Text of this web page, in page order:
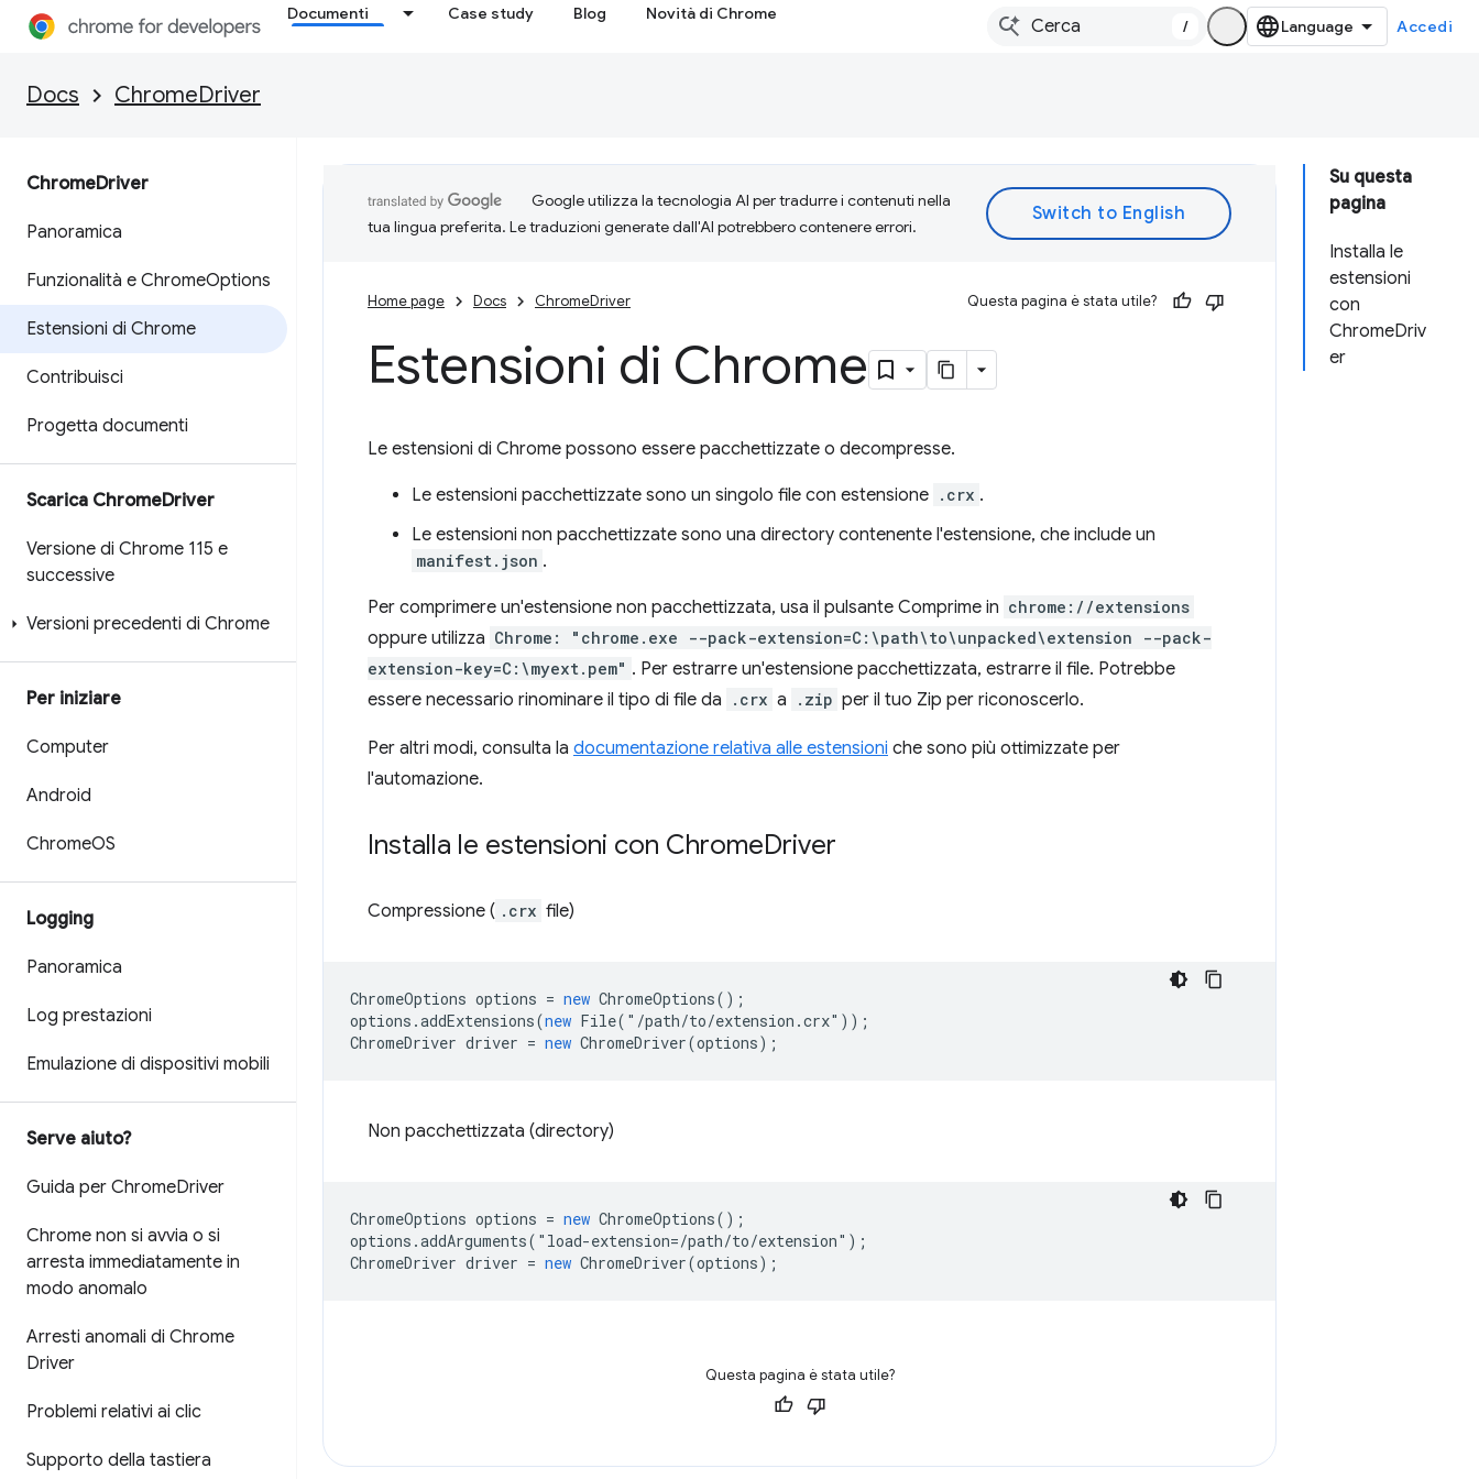
Documenti Case study Blog Novità di Chrome
/ Accedi
Docs ChromeDriver
ChromeDriver
Panoramica
Funzionalità e ChromeOptions
Estensioni di Chrome
Contribuisci
Progetta documenti
Scarica ChromeDriver
Versione di Chrome 115 e
successive
Versioni precedenti di Chrome
Per iniziare
Computer
Android
ChromeOS
Logging
Panoramica
Log prestazioni
Emulazione di dispositivi mobili
Serve aiuto?
Guida per ChromeDriver
Chrome non si avvia o si
arresta immediatamente in
modo anomalo
Arresti anomali di Chrome
Driver
Problemi relativi ai clic
Supporto della tastiera
Su questa
pagina
Installa le
estensioni
con
ChromeDriv
er
Google utilizza la tecnologia AI per tradurre i contenuti nella
tua lingua preferita. Le traduzioni generate dall'AI potrebbero contenere errori.
Home page Docs ChromeDriver Questa pagina è stata utile?
Estensioni di Chrome
Le estensioni di Chrome possono essere pacchettizzate o decompresse.
Le estensioni pacchettizzate sono un singolo file con estensione .crx .
Le estensioni non pacchettizzate sono una directory contenente l'estensione, che include un
manifest.json .
Per comprimere un'estensione non pacchettizzata, usa il pulsante Comprime in chrome://extensions
oppure utilizza Chrome: "chrome.exe --pack-extension=C:\path\to\unpacked\extension --pack-
extension-key=C:\myext.pem" . Per estrarre un'estensione pacchettizzata, estrarre il file. Potrebbe
essere necessario rinominare il tipo di file da
.crx a .zip per il tuo Zip per riconoscerlo.
Per altri modi, consulta la documentazione relativa alle estensioni che sono più ottimizzate per
l'automazione.
Installa le estensioni con ChromeDriver
Compressione ( .crx file)
ChromeOptions options = new ChromeOptions();
options .addExtensions(new File( " /path/to/extension.crx"));
ChromeDriver driver = new ChromeDriver(options);
Non pacchettizzata (directory)
ChromeOptions options = new ChromeOptions();
options .addArguments( " load-extension=/path/to/extension");
ChromeDriver driver = new ChromeDriver(options);
Questa pagina è stata utile?